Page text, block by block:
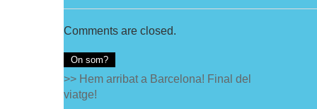
Comments are closed.
On som?
>> Hem arribat a Barcelona! Final del
viatge!